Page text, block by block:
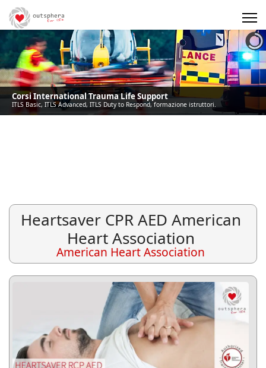
Corsi International Trauma Life Support
ITLS Basic, ITLS Advanced, ITLS Duty to Respond, formazione istruttori.
Heartsaver CPR AED American
Heart Association
American Heart Association